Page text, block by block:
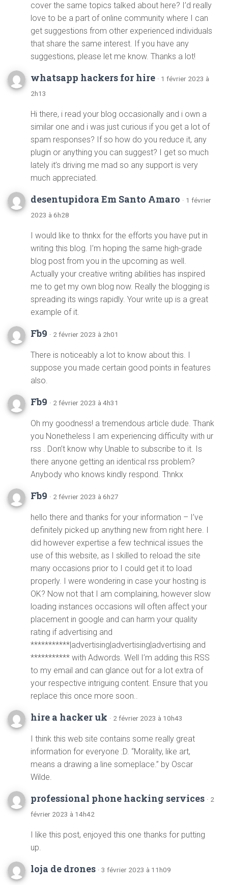
cover the same topics talked about here? I’d really
love to be a part of online community where I can
get suggestions from other experienced individuals
that share the same interest. If you have any
suggestions, please let me know. Thanks a lot!
whatsapp hackers for hire · 1 février 2023 à
2h13
Hi there, i read your blog occasionally and i own a
similar one and i was just curious if you get a lot of
spam responses? If so how do you reduce it, any
plugin or anything you can suggest? I get so much
lately it’s driving me mad so any support is very
much appreciated.
desentupidora Em Santo Amaro · 1 février
2023 à 6h28
I would like to thnkx for the efforts you have put in
writing this blog. I’m hoping the same high-grade
blog post from you in the upcoming as well.
Actually your creative writing abilities has inspired
me to get my own blog now. Really the blogging is
spreading its wings rapidly. Your write up is a great
example of it.
Fb9 · 2 février 2023 à 2h01
There is noticeably a lot to know about this. I
suppose you made certain good points in features
also.
Fb9 · 2 février 2023 à 4h31
Oh my goodness! a tremendous article dude. Thank
you Nonetheless I am experiencing difficulty with ur
rss . Don’t know why Unable to subscribe to it. Is
there anyone getting an identical rss problem?
Anybody who knows kindly respond. Thnkx
Fb9 · 2 février 2023 à 6h27
hello there and thanks for your information – I’ve
definitely picked up anything new from right here. I
did however expertise a few technical issues the
use of this website, as I skilled to reload the site
many occasions prior to I could get it to load
properly. I were wondering in case your hosting is
OK? Now not that I am complaining, however slow
loading instances occasions will often affect your
placement in google and can harm your quality
rating if advertising and
***********|advertising|advertising|advertising and
*********** with Adwords. Well I’m adding this RSS
to my email and can glance out for a lot extra of
your respective intriguing content. Ensure that you
replace this once more soon..
hire a hacker uk · 2 février 2023 à 10h43
I think this web site contains some really great
information for everyone :D. “Morality, like art,
means a drawing a line someplace.” by Oscar
Wilde.
professional phone hacking services · 2
février 2023 à 14h42
I like this post, enjoyed this one thanks for putting
up.
loja de drones · 3 février 2023 à 11h09